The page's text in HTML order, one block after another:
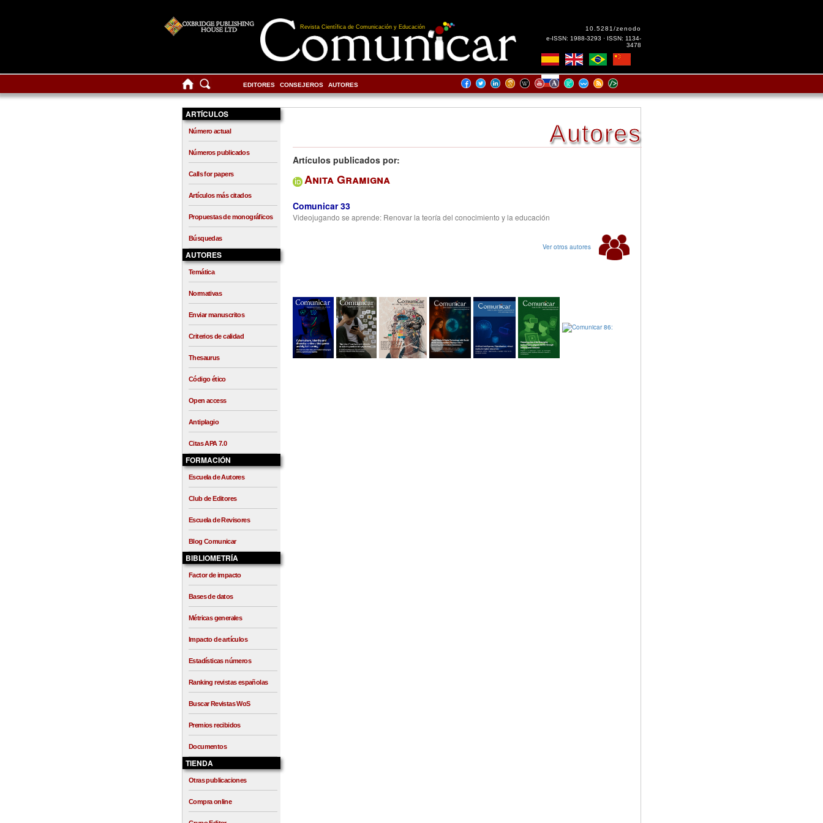
Revista Científica de Comunicación y Educación
10.5281/zenodo
e-ISSN: 1988-3293 · ISSN: 1134-
3478
EDITORES CONSEJEROS AUTORES
ARTÍCULOS
Número actual
Números publicados
Calls for papers
Artículos más citados
Propuestas de monográficos
Búsquedas
AUTORES
Temática
Normativas
Enviar manuscritos
Criterios de calidad
Thesaurus
Código ético
Open access
Antiplagio
Citas APA 7.0
FORMACIÓN
Escuela de Autores
Club de Editores
Escuela de Revisores
Blog Comunicar
BIBLIOMETRÍA
Factor de impacto
Bases de datos
Métricas generales
Impacto de artículos
Estadísticas números
Ranking revistas españolas
Buscar Revistas WoS
Premios recibidos
Documentos
TIENDA
Otras publicaciones
Compra online
Autores
Artículos publicados por:
Anita Gramigna
Comunicar 33
Videojugando se aprende: Renovar la teoría del conocimiento y la educación
Ver otros autores